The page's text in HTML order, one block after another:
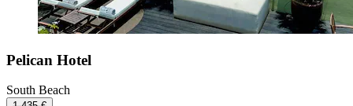
Pelican Hotel
South Beach